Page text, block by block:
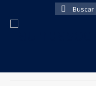
Buscar